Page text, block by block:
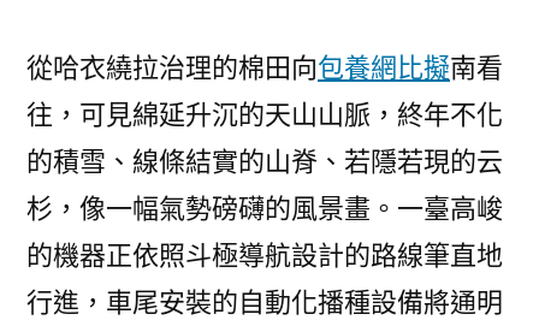
從哈衣繞拉治理的棉田向包養網比擬南看
往，可見綿延升沉的天山山脈，終年不化
的積雪、線條結實的山脊、若隱若現的云
杉，像一幅氣勢磅礴的風景畫。一臺高峻
的機器正依照斗極導航設計的路線筆直地
行進，車尾安裝的自動化播種設備將通明